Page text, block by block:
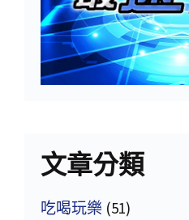
文章分類
吃喝玩樂 (51)